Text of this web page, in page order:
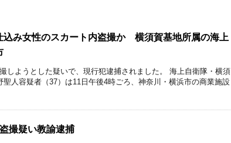
込み女性のスカート内盗撮か 横須賀基地所属の海上
しようとした疑いで、現行犯逮捕されました。 海上自衛隊・横須
人容疑者（37）は11日午後4時ごろ、神奈川・横浜市の商業施設
撮疑い教諭逮捕